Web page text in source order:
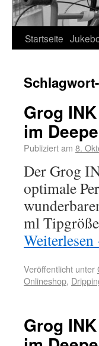
Startseite
Grog
im
Publiziert am 8.
Der Grog
optimale
ml
Weiterlesen
Veröffentlicht unter
Onlineshop,
Grog